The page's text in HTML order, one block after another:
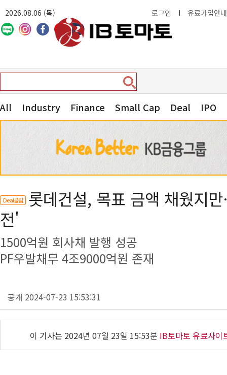
2026.08.06 (목) 로그인 I 유료가입안내
All Industry Finance Small Cap Deal IPO
Deal클립
롯데건설, 목표 금액 채웠지
전'
1500억원 회사채 발행 성공
PF우발채무 4조9000억원 존재
공개 2024-07-23 15:53:31
이 기사는 2024년 07월 23일 15:53분 IB토마토 유료사이